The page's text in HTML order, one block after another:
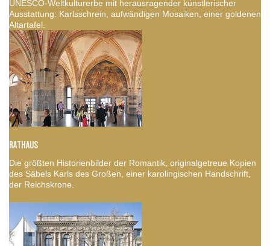
UNESCO-Weltkulturerbe mit herausragender künstlerischer
Ausstattung: Karlsschrein, aufwändigen Mosaiken, einer goldenen
Altartafel.
RATHAUS
Die größten Historienbilder der Romantik, originalgetreue Kopien
des Säbels Karls des Großen, einer karolingischen Handschrift,
der Reichskrone.